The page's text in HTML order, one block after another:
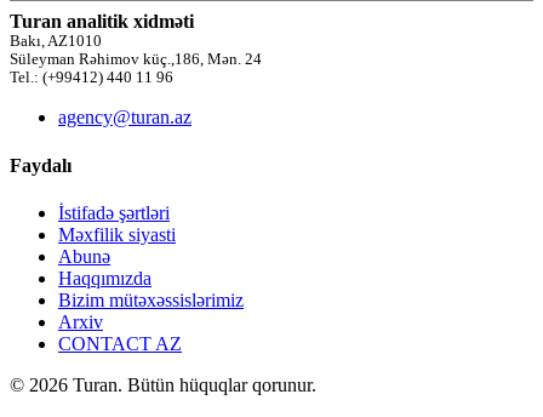
Turan analitik xidməti
Bakı, AZ1010
Süleyman Rəhimov küç.,186, Mən. 24
Tel.: (+99412) 440 11 96
agency@turan.az
Faydalı
İstifadə şərtləri
Məxfilik siyasti
Abunə
Haqqımızda
Bizim mütəxəssislərimiz
Arxiv
CONTACT AZ
© 2026 Turan. Bütün hüquqlar qorunur.